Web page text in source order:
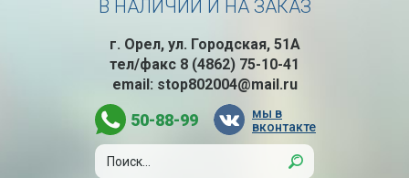
В НАЛИЧИИ И НА ЗАКАЗ
г. Орел, ул. Городская, 51А
тел/факс 8 (4862) 75-10-41
email: stop802004@mail.ru
50-88-99
мы в
вконтакте